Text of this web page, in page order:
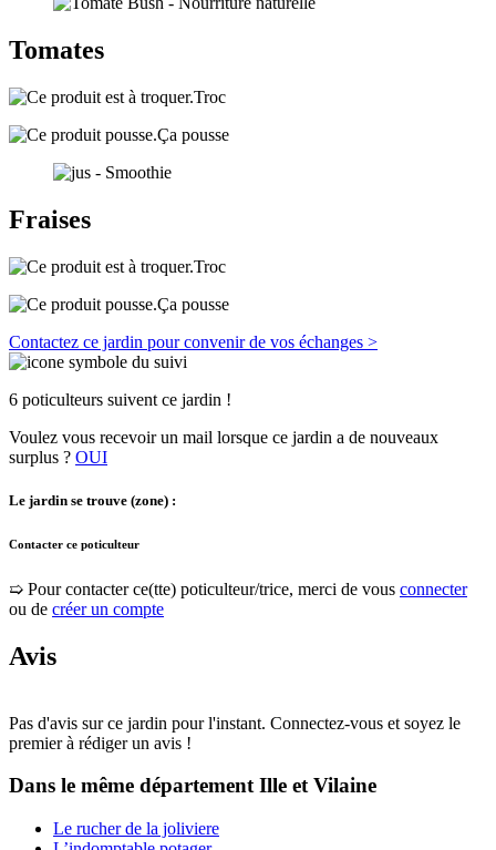
Tomates
Troc
Ça pousse
Fraises
Troc
Ça pousse
Contactez ce jardin pour convenir de vos échanges >
6 poticulteurs suivent ce jardin !
Voulez vous recevoir un mail lorsque ce jardin a de nouveaux
surplus ? OUI
Le jardin se trouve (zone) :
Contacter ce poticulteur
➯ Pour contacter ce(tte) poticulteur/trice, merci de vous connecter
ou de créer un compte
Avis
Pas d'avis sur ce jardin pour l'instant. Connectez-vous et soyez le
premier à rédiger un avis !
Dans le même départementIlle et Vilaine
Le rucher de la joliviere